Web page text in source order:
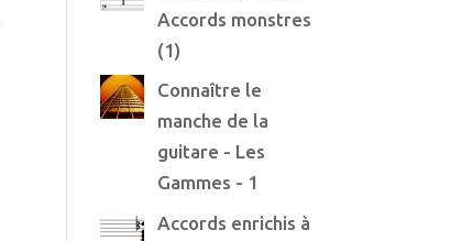
Accords monstres
(1)
Connaître le
manche de la
guitare - Les
Gammes - 1
Accords enrichis à